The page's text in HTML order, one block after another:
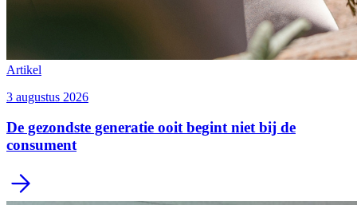
Artikel
3 augustus 2026
De gezondste generatie ooit begint niet bij de
consument